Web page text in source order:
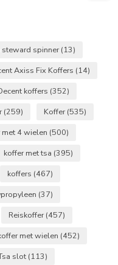
steward spinner (13)
Axiss Fix Koffers (14)
koffers (352)
(259) Koffer (535)
met 4 wielen (500)
koffer met tsa (395)
koffers (467)
(37)
Reiskoffer (457)
met wielen (452)
slot (113)